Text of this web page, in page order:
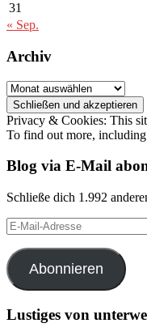
31
« Sep.
Archiv
Archiv
Privacy & Cookies: This
To find out more,
Blog via E-Mail
Schließe dich 1.992
E-
Mail-
Adresse
Abonnieren
Lustiges von